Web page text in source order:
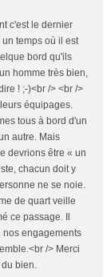
c'est le dernier
temps où il est
bord qu'ils
homme très bien,
! ;-)<br /> <br />
équipages.
tous à bord d'un
autre. Mais
devrions être « un
chacun doit y
ne se noie.
de quart veille
ce passage. Il
engagements
/> Merci
bien.